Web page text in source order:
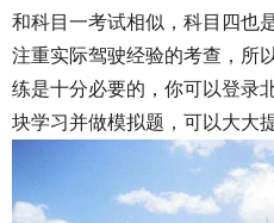
和科目一考试相似，科目四也
注重实际驾驶经验的考查，所
练是十分必要的，你可以登录
块学习并做模拟题，可以大大